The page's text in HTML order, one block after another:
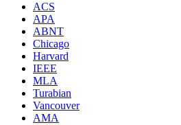
ACS
APA
ABNT
Chicago
Harvard
IEEE
MLA
Turabian
Vancouver
AMA